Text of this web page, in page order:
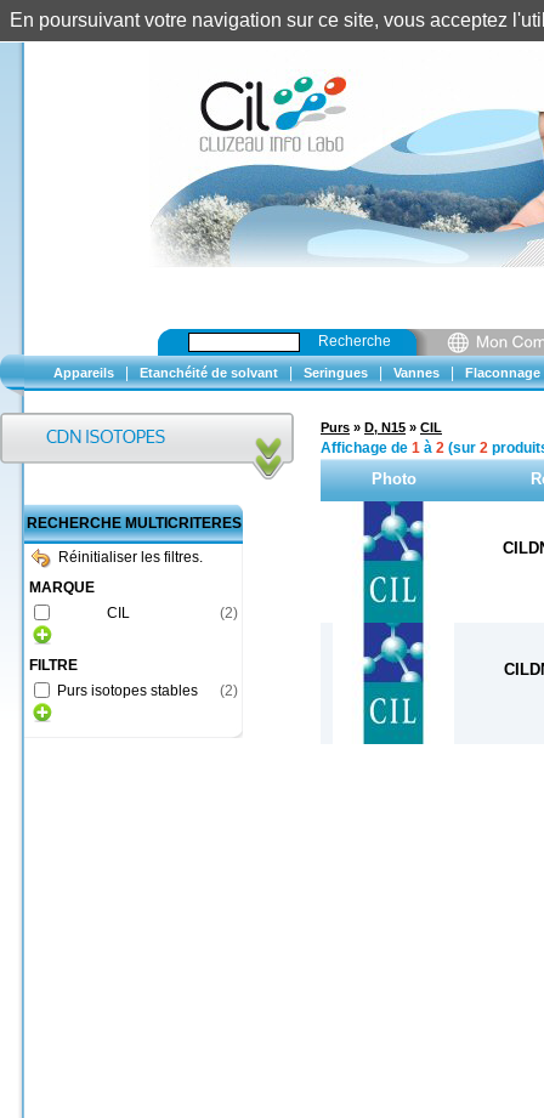
Recherche
Appareils Etanchéité de solvant Seringues Vannes Flaconnage
RECHERCHE MULTICRITERES
Réinitialiser les filtres.
MARQUE
CIL
(2)
FILTRE
Purs isotopes stables
(2)
Purs » D, N15 » CIL
Affichage de 1 à 2 (sur 2
Photo
En poursuivant votre navigation sur ce site, vous acceptez